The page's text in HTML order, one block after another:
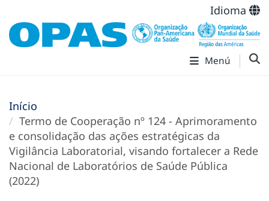
Idioma
Menú
Início
Termo de Cooperação nº 124 - Aprimoramento
e consolidação das ações estratégicas da
Vigilância Laboratorial, visando fortalecer a Rede
Nacional de Laboratórios de Saúde Pública
(2022)